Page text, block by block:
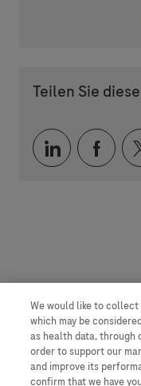
Teilen Sie
Über
We would like to
which may be
as health data, through
order to support our
and improve its
confirm that we have